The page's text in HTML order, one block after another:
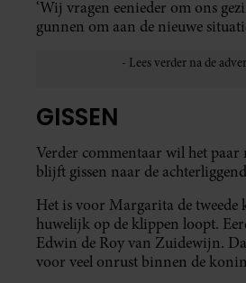
‘Wij vragen eenieder om ons
gunnen om aan de nieuwe
GISSEN
Verder commentaar wil het paar
blijft gissen naar de
Het is voor Margarita de tweede
huwelijk op de klippen loopt.
Edwin de Roy van Zuidewijn.
voor veel onrust binnen de